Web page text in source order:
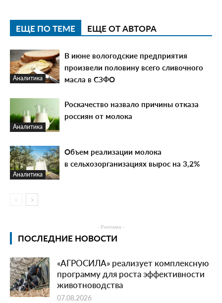
ЕЩЕ ПО ТЕМЕ ЕЩЕ ОТ АВТОРА
Аналитика
В июне вологодские предприятия
произвели половину всего сливочного
масла в СЗФО
Аналитика
Роскачество назвало причины отказа
россиян от молока
Аналитика
Объем реализации молока
в сельхозорганизациях вырос на 3,2%
- Реклама -
ПОСЛЕДНИЕ НОВОСТИ
«АГРОСИЛА» реализует комплексную
программу для роста эффективности
животноводства
07.08.2026